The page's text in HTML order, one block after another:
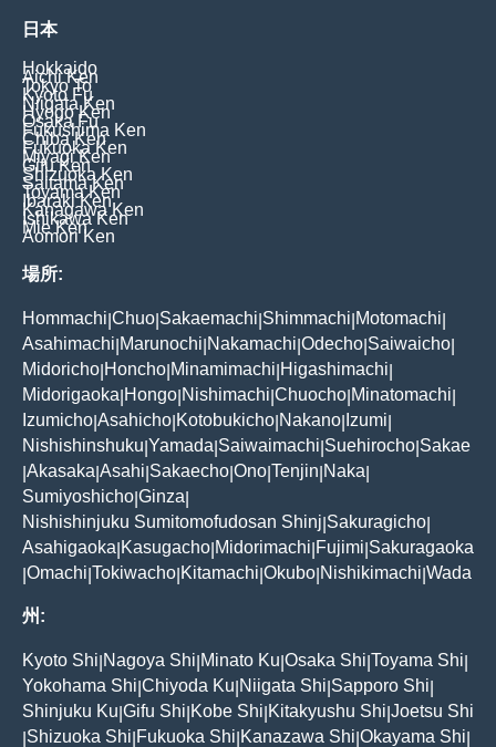
日本
Hokkaido
Aichi Ken
Tokyo To
Kyoto Fu
Niigata Ken
Hyogo Ken
Osaka Fu
Fukushima Ken
Chiba Ken
Fukuoka Ken
Miyagi Ken
Gifu Ken
Shizuoka Ken
Saitama Ken
Toyama Ken
Ibaraki Ken
Kanagawa Ken
Ishikawa Ken
Mie Ken
Aomori Ken
場所:
Hommachi Chuo Sakaemachi Shimmachi Motomachi
Asahimachi Marunochi Nakamachi Odecho Saiwaicho
Midoricho Honcho Minamimachi Higashimachi
Midorigaoka Hongo Nishimachi Chuocho Minatomachi
Izumicho Asahicho Kotobukicho Nakano Izumi
Nishishinshuku Yamada Saiwaimachi Suehirocho Sakae
Akasaka Asahi Sakaecho Ono Tenjin Naka
Sumiyoshicho Ginza
Nishishinjuku Sumitomofudosan Shinj Sakuragicho
Asahigaoka Kasugacho Midorimachi Fujimi Sakuragaoka
Omachi Tokiwacho Kitamachi Okubo Nishikimachi Wada
州:
Kyoto Shi Nagoya Shi Minato Ku Osaka Shi Toyama Shi
Yokohama Shi Chiyoda Ku Niigata Shi Sapporo Shi
Shinjuku Ku Gifu Shi Kobe Shi Kitakyushu Shi Joetsu Shi
Shizuoka Shi Fukuoka Shi Kanazawa Shi Okayama Shi